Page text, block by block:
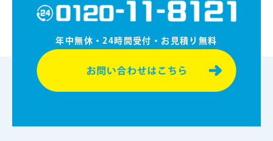
年中無休・24時間受付・お⾒積り無料